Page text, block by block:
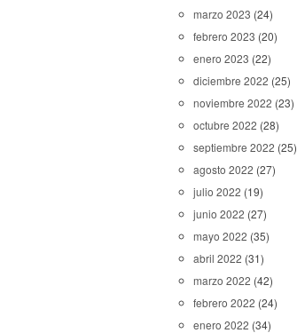
marzo 2023 (24)
febrero 2023 (20)
enero 2023 (22)
diciembre 2022 (25)
noviembre 2022 (23)
octubre 2022 (28)
septiembre 2022 (25)
agosto 2022 (27)
julio 2022 (19)
junio 2022 (27)
mayo 2022 (35)
abril 2022 (31)
marzo 2022 (42)
febrero 2022 (24)
enero 2022 (34)